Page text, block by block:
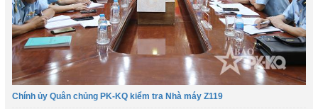
Chính ủy Quân chủng PK-KQ kiểm tra Nhà máy Z119